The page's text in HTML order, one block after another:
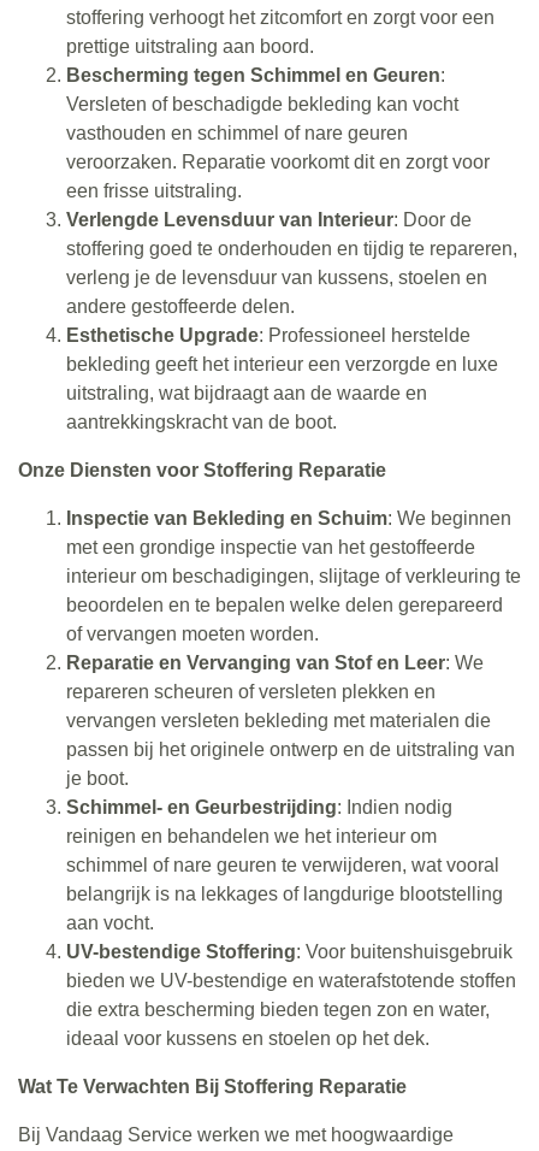
stoffering verhoogt het zitcomfort en zorgt voor een
prettige uitstraling aan boord.
Bescherming tegen Schimmel en Geuren:
Versleten of beschadigde bekleding kan vocht
vasthouden en schimmel of nare geuren
veroorzaken. Reparatie voorkomt dit en zorgt voor
een frisse uitstraling.
Verlengde Levensduur van Interieur: Door de
stoffering goed te onderhouden en tijdig te repareren,
verleng je de levensduur van kussens, stoelen en
andere gestoffeerde delen.
Esthetische Upgrade: Professioneel herstelde
bekleding geeft het interieur een verzorgde en luxe
uitstraling, wat bijdraagt aan de waarde en
aantrekkingskracht van de boot.
Onze Diensten voor Stoffering Reparatie
Inspectie van Bekleding en Schuim: We beginnen
met een grondige inspectie van het gestoffeerde
interieur om beschadigingen, slijtage of verkleuring te
beoordelen en te bepalen welke delen gerepareerd
of vervangen moeten worden.
Reparatie en Vervanging van Stof en Leer: We
repareren scheuren of versleten plekken en
vervangen versleten bekleding met materialen die
passen bij het originele ontwerp en de uitstraling van
je boot.
Schimmel- en Geurbestrijding: Indien nodig
reinigen en behandelen we het interieur om
schimmel of nare geuren te verwijderen, wat vooral
belangrijk is na lekkages of langdurige blootstelling
aan vocht.
UV-bestendige Stoffering: Voor buitenshuisgebruik
bieden we UV-bestendige en waterafstotende stoffen
die extra bescherming bieden tegen zon en water,
ideaal voor kussens en stoelen op het dek.
Wat Te Verwachten Bij Stoffering Reparatie
Bij Vandaag Service werken we met hoogwaardige